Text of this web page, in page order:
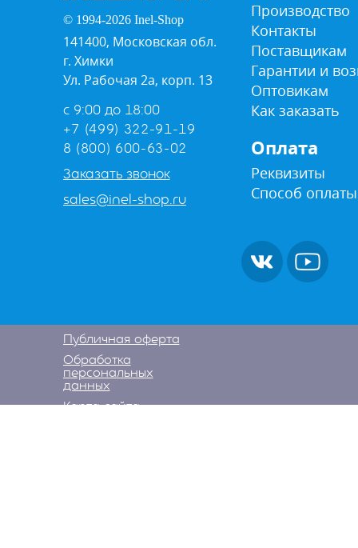
© 1994-2026 Inel-Shop
141400, Московская обл.
г. Химки
Ул. Рабочая 2а, корп. 13
с 9:00 до 18:00
+7 (499) 322-91-19
8 (800) 600-63-02
Заказать звонок
sales@inel-shop.ru
Производство
Контакты
Поставщикам
Гарантии и
Оптовикам
Как заказать
Оплата
Реквизиты
Способ оплаты
Публичная оферта
Обработка
персональных
данных
Карта сайта